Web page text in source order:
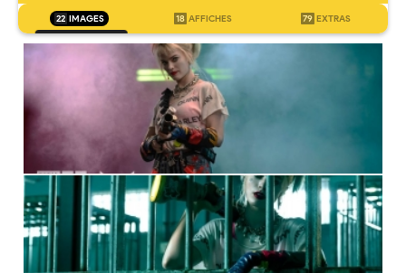
22 IMAGES 18 AFFICHES 79 EXTRAS